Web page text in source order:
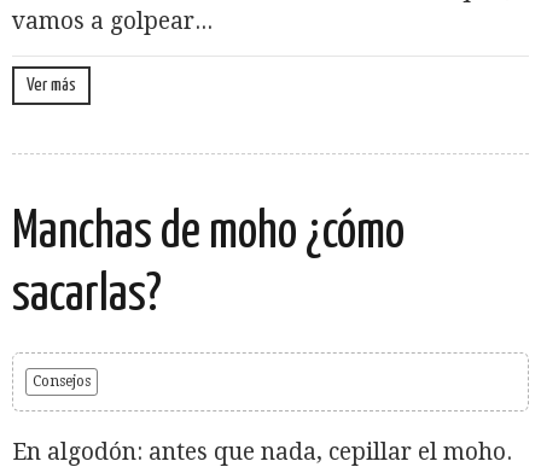
vamos a golpear...
Ver más
Manchas de moho ¿cómo
sacarlas?
Consejos
En algodón: antes que nada, cepillar el moho.